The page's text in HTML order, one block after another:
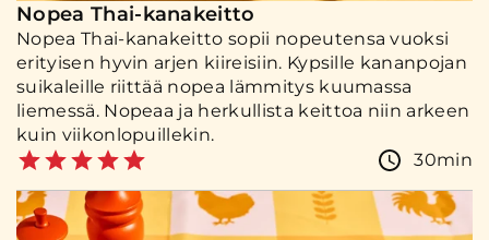
Nopea Thai-kanakeitto
Nopea Thai-kanakeitto sopii nopeutensa vuoksi
erityisen hyvin arjen kiireisiin. Kypsille kananpojan
suikaleille riittää nopea lämmitys kuumassa
liemessä. Nopeaa ja herkullista keittoa niin arkeen
kuin viikonlopuillekin.
30min